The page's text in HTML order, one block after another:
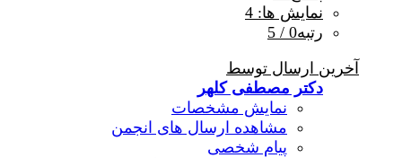
نمایش ها: 4
رتبه0 / 5
آخرین ارسال توسط
دکتر مصطفی کلهر
نمایش مشخصات
مشاهده ارسال های انجمن
پیام شخصی